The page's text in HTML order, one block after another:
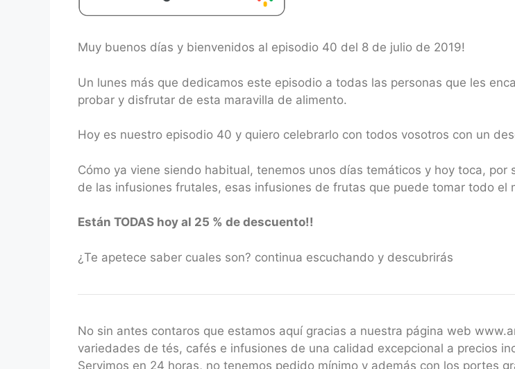
Muy buenos días y bienvenidos al episodio 40 del 8 de julio de 2019!
Un lunes más que dedicamos este episodio a todas las personas que les
probar y disfrutar de esta maravilla de alimento.
Hoy es nuestro episodio 40 y quiero celebrarlo con todos vosotros con un
Cómo ya viene siendo habitual, tenemos unos días temáticos y hoy toca,
de las infusiones frutales, esas infusiones de frutas que puede tomar todo el
Están TODAS hoy al 25 % de descuento!!
¿Te apetece saber cuales son? continua escuchando y descubrirás
No sin antes contaros que estamos aquí gracias a nuestra página web
variedades de tés, cafés e infusiones de una calidad excepcional a precios
Servimos en 24 horas, no tenemos pedido mínimo y además con los portes